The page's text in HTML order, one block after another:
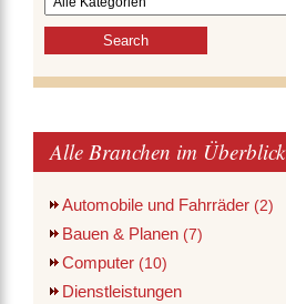
Alle Branchen im Überblick
Automobile und Fahrräder (2)
Bauen & Planen (7)
Computer (10)
Dienstleistungen